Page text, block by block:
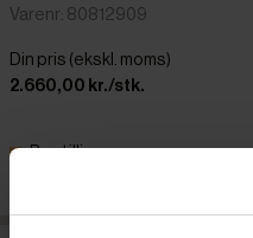
Varenr: 80812909
Din pris (ekskl. moms)
2.660,00 kr./stk.
Bestillingsvare